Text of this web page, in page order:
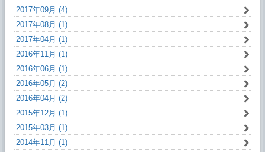
2017年09月 (4)
2017年08月 (1)
2017年04月 (1)
2016年11月 (1)
2016年06月 (1)
2016年05月 (2)
2016年04月 (2)
2015年12月 (1)
2015年03月 (1)
2014年11月 (1)